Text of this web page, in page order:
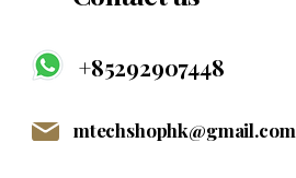
+85292907448
mtechshophk@gmail.com